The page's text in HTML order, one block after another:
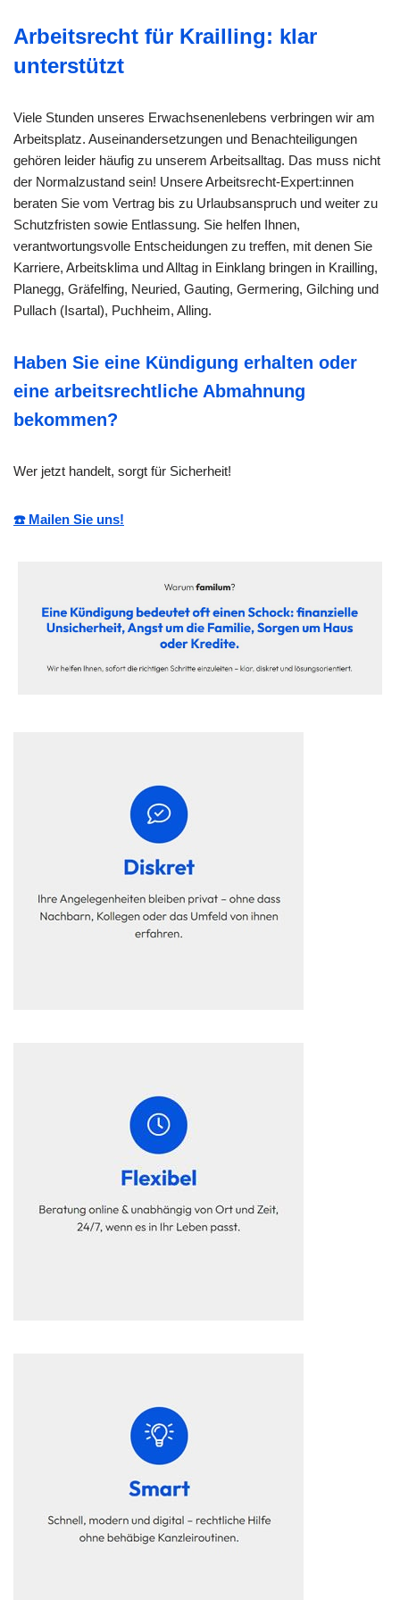
Arbeitsrecht für Krailling: klar
unterstützt
Viele Stunden unseres Erwachsenenlebens verbringen wir am
Arbeitsplatz. Auseinandersetzungen und Benachteiligungen
gehören leider häufig zu unserem Arbeitsalltag. Das muss nicht
der Normalzustand sein! Unsere Arbeitsrecht-Expert:innen
beraten Sie vom Vertrag bis zu Urlaubsanspruch und weiter zu
Schutzfristen sowie Entlassung. Sie helfen Ihnen,
verantwortungsvolle Entscheidungen zu treffen, mit denen Sie
Karriere, Arbeitsklima und Alltag in Einklang bringen in Krailling,
Planegg, Gräfelfing, Neuried, Gauting, Germering, Gilching und
Pullach (Isartal), Puchheim, Alling.
Haben Sie eine Kündigung erhalten oder
eine arbeitsrechtliche Abmahnung
bekommen?
Wer jetzt handelt, sorgt für Sicherheit!
☎️ Mailen Sie uns!